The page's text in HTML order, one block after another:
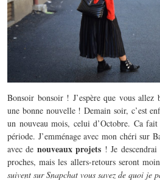
Bonsoir bonsoir ! J’espère que vous allez
une bonne nouvelle ! Demain soir, c’est
un nouveau mois, celui d’Octobre. Ca
période. J’emménage avec mon chéri sur
avec de nouveaux projets ! Je
proches, mais les allers-retours seront
suivent sur Snapchat vous savez de quoi je